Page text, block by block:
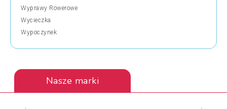
Wyprawy Rowerowe
Wycieczka
Wypoczynek
Nasze marki